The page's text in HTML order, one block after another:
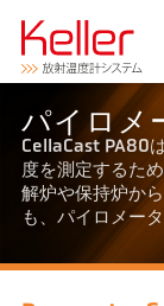
パイロメ
CellaCast PA80
度を測定するた
解炉や保持炉か
も、パイロメー